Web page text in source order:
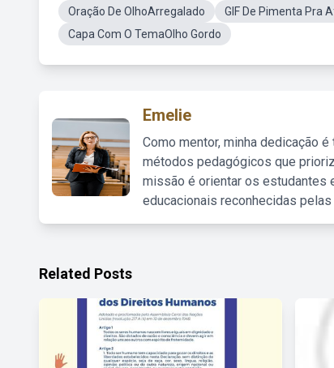
Oração De OlhoArregalado
GIF De Pimenta Pra
Capa Com O TemaOlho Gordo
Emelie
Como mentor, minha dedicação
métodos pedagógicos que
missão é orientar os estudantes
educacionais reconhecidas
Related Posts